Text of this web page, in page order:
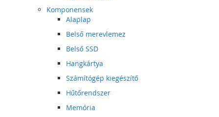
Komponensek
Alaplap
Belső merevlemez
Belső SSD
Hangkártya
Számítógép kiegészítő
Hűtőrendszer
Memória